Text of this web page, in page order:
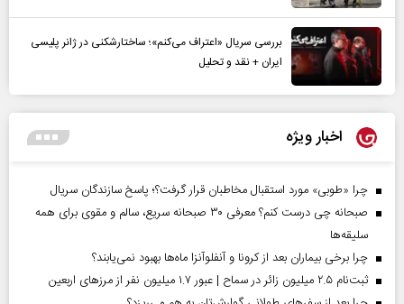
بررسی سریال «اعتراف می‌کنم»؛ ساختارشکنی در ژانر پلیسی
ایران + نقد و تحلیل
اخبار ویژه
چرا «طوبی» مورد استقبال مخاطبان قرار گرفت؟؛ پاسخ سازندگان سریال
صبحانه چی درست کنم؟ معرفی ۳۰ صبحانه سریع، سالم و مقوی برای همه
سلیقه‌ها
چرا برخی بیماران بعد از کرونا و آنفلوآنزا ماه‌ها بهبود نمی‌یابند؟
ثبت‌نام ۲.۵ میلیون زائر در سماح | عبور ۱.۷ میلیون نفر از مرز‌های اربعین